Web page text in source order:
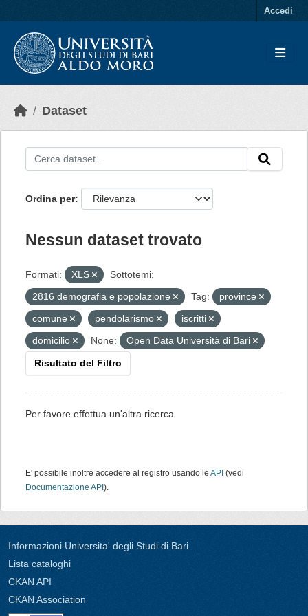
Accedi
Dataset
Ordina per
Nessun dataset trovato
Formati: XLS
Sottotemi:
2816 demografia e popolazione
Tag:
province
comune
pendolarismo
iscritti
domicilio
None: Open Data Università di Bari
Risultato del Filtro
Per favore effettua un'altra ricerca.
E' possibile inoltre accedere al registro usando le API (vedi
Documentazione API ).
Informazioni Universita' degli Studi di Bari
Lista cataloghi
CKAN API
CKAN Association